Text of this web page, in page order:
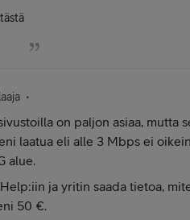
on paljon asiaa, mutta
laatua eli alle 3 Mbps ei
alue.
ja yritin saada tietoa,
50 €.